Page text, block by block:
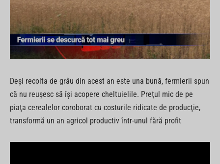
Deşi recolta de grâu din acest an este una bună, fermierii spun
că nu reuşesc să îşi acopere cheltuielile. Preţul mic de pe
piaţa cerealelor coroborat cu costurile ridicate de producţie,
transformă un an agricol productiv într-unul fără profit